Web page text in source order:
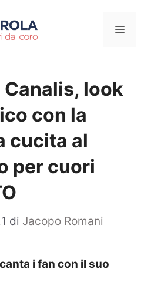
Menu
look
con la
cucita al
per cuori
di Jacopo Romani
i fan con il suo